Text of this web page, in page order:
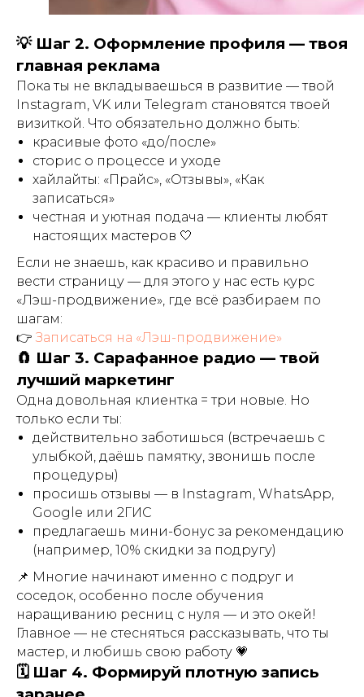
💡 Шаг 2. Оформление профиля — твоя
главная реклама
Пока ты не вкладываешься в развитие — твой
Instagram, VK или Telegram становятся твоей
визиткой. Что обязательно должно быть:
красивые фото «до/после»
сторис о процессе и уходе
хайлайты: «Прайс», «Отзывы», «Как
записаться»
честная и уютная подача — клиенты любят
настоящих мастеров 🤍
Если не знаешь, как красиво и правильно
вести страницу — для этого у нас есть курс
«Лэш-продвижение», где всё разбираем по
шагам:
👉 Записаться на «Лэш-продвижение»
🧲 Шаг 3. Сарафанное радио — твой
лучший маркетинг
Одна довольная клиентка = три новые. Но
только если ты:
действительно заботишься (встречаешь с
улыбкой, даёшь памятку, звонишь после
процедуры)
просишь отзывы — в Instagram, WhatsApp,
Google или 2ГИС
предлагаешь мини-бонус за рекомендацию
(например, 10% скидки за подругу)
📌 Многие начинают именно с подруг и
соседок, особенно после обучения
наращиванию ресниц с нуля — и это окей!
Главное — не стесняться рассказывать, что ты
мастер, и любишь свою работу 💗
🗓 Шаг 4. Формируй плотную запись